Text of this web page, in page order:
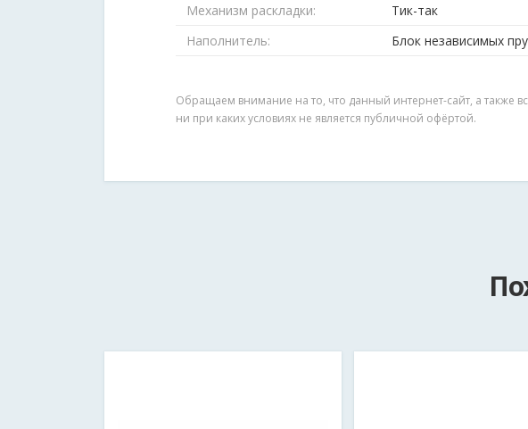
Механизм раскладки:
Тик-так
Наполнитель:
Блок независимых
Обращаем внимание на то, что данный интернет-сайт, а также
ни при каких условиях не является публичной офёртой.